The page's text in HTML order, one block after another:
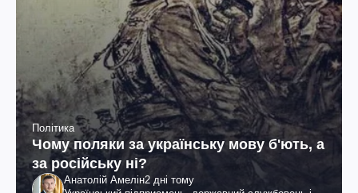
Політика
Чому поляки за українську мову б'ють, а
за російську ні?
Анатолій Амелін2 дні тому